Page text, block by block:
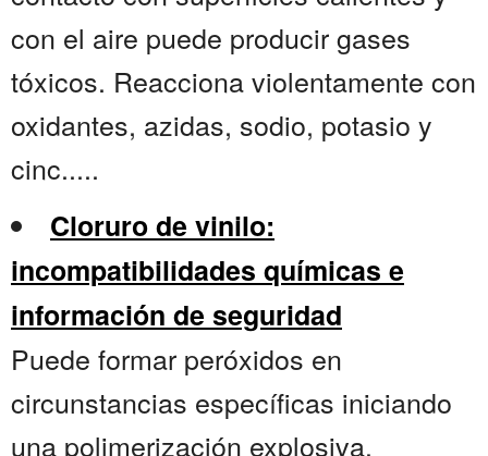
con el aire puede producir gases
tóxicos. Reacciona violentamente con
oxidantes, azidas, sodio, potasio y
cinc.....
Cloruro de vinilo:
incompatibilidades químicas e
información de seguridad
Puede formar peróxidos en
circunstancias específicas iniciando
una polimerización explosiva.